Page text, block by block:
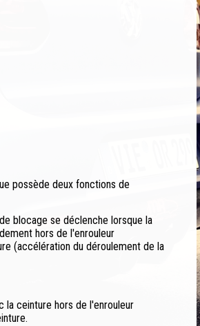
possède deux fonctions de
blocage se déclenche lorsque la
hors de l'enrouleur
(accélération du déroulement de la
la ceinture hors de l'enrouleur